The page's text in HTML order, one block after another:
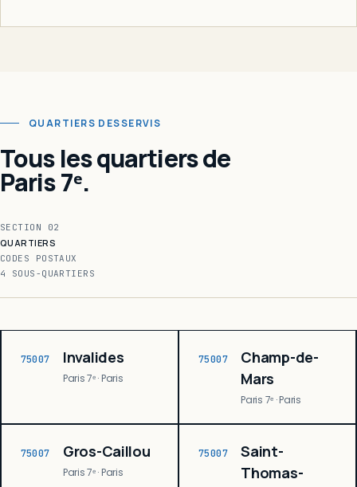
QUARTIERS DESSERVIS
Tous les quartiers de
Paris 7ᵉ.
SECTION 02
QUARTIERS
CODES POSTAUX
4 SOUS-QUARTIERS
75007 Invalides
Paris 7ᵉ · Paris
75007
Champ-de-
Mars
Paris 7ᵉ · Paris
75007 Gros-Caillou
Paris 7ᵉ · Paris
75007
Saint-
Thomas-